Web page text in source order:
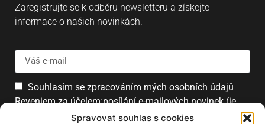
Spravovat souhlas s cookies
Zaregistrujte se k odběru newsletteru a získejte
informace o našich novinkách.
Souhlasím se zpracováním mých osobních údajů
Reveniem za účelem:posílání e-mailových novinek (je
možné se kdykoliv odhlásit).